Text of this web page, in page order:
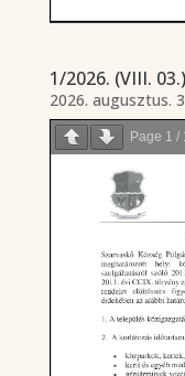
1/2026. (VIII.
2026. augusztus.
Page 1 /